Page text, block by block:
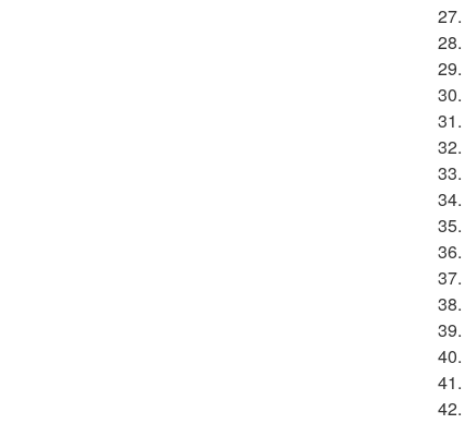
27.
28.
29.
30.
31.
32.
33.
34.
35.
36.
37.
38.
39.
40.
41.
42.